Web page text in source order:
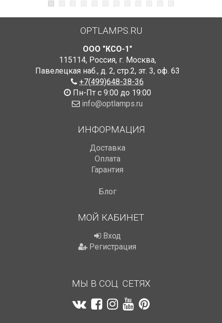
OPTLAMPS.RU
ООО "КСО-1"
115114, Россия, г. Москва,
Павелецкая наб., д. 2, стр.2, эт. 3, оф. 63
+7(499)648-38-36
Пн-Пт с 9:00 до 19:00
info@optlamps.ru
ИНФОРМАЦИЯ
Доставка
Оплата
Гарантия
Блог
МОЙ КАБИНЕТ
Вход
Регистрация
МЫ В СОЦ. СЕТЯХ